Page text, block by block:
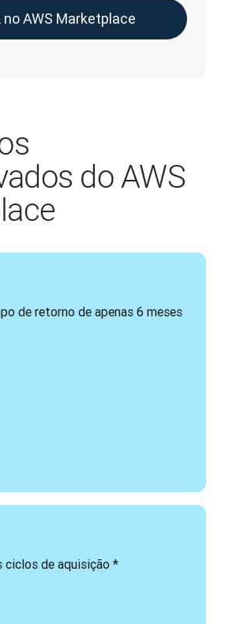
no AWS Marketplace
do AWS
de retorno de apenas 6 meses
ciclos de aquisição *